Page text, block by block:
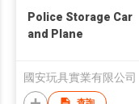
Police Storage Car
and Plane
國安玩具實業有限公司